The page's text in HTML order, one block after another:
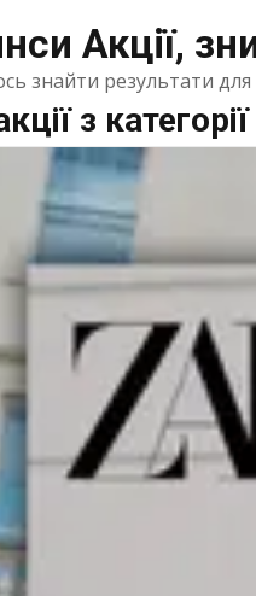
Акції,
знайти результати
з категорії